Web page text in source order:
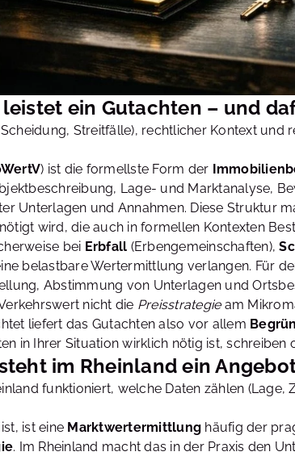
ein Gutachten – und
Streitfälle), rechtlicher Kontext und
) ist die formellste Form der
Lage- und Marktanalyse,
Unterlagen und Annahmen. Diese Struktur
wird, die auch in formellen Kontexten
bei Erbfall (Erbengemeinschaften),
belastbare Wertermittlung verlangen. Für
Abstimmung von Unterlagen und
nicht die Preisstrategieam
liefert das Gutachten also vor allem
in Ihrer Situation wirklich nötig ist, schreiben
im Rheinland ein
funktioniert, welche Daten zählen
ist eine Marktwertermittlung häufig der
. Im Rheinland macht das in der Praxis den